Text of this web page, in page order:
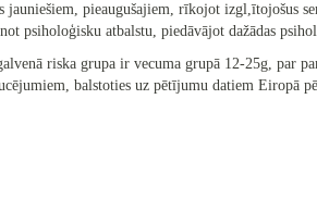
jauniešiem, pieaugušajiem, rīkojot izgl,ītojošus
psiholoģisku atbalstu, piedāvājot dažādas
riska grupa ir vecuma grupā 12-25g, par
balstoties uz pētījumu datiem Eiropā